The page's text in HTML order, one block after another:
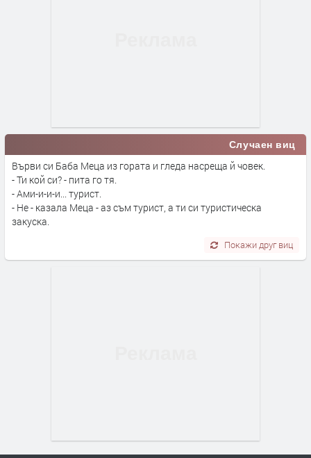
Случаен виц
Върви си Баба Меца из гората и гледа насреща й човек.
- Ти кой си? - пита го тя.
- Ами-и-и-и... турист.
- Не - казала Меца - аз съм турист, а ти си туристическа
закуска.
Покажи друг виц